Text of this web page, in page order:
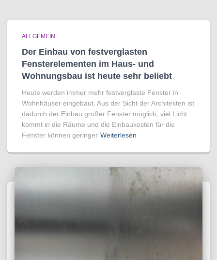
ALLGEMEIN
Der Einbau von festverglasten
Fensterelementen im Haus- und
Wohnungsbau ist heute sehr beliebt
Heute werden immer mehr festverglaste Fenster in
Wohnhäuser eingebaut. Aus der Sicht der Architekten ist
dadurch der Einbau großer Fenster möglich, viel Licht
kommt in die Räume und die Einbaukosten für die
Fenster können geringer Weiterlesen